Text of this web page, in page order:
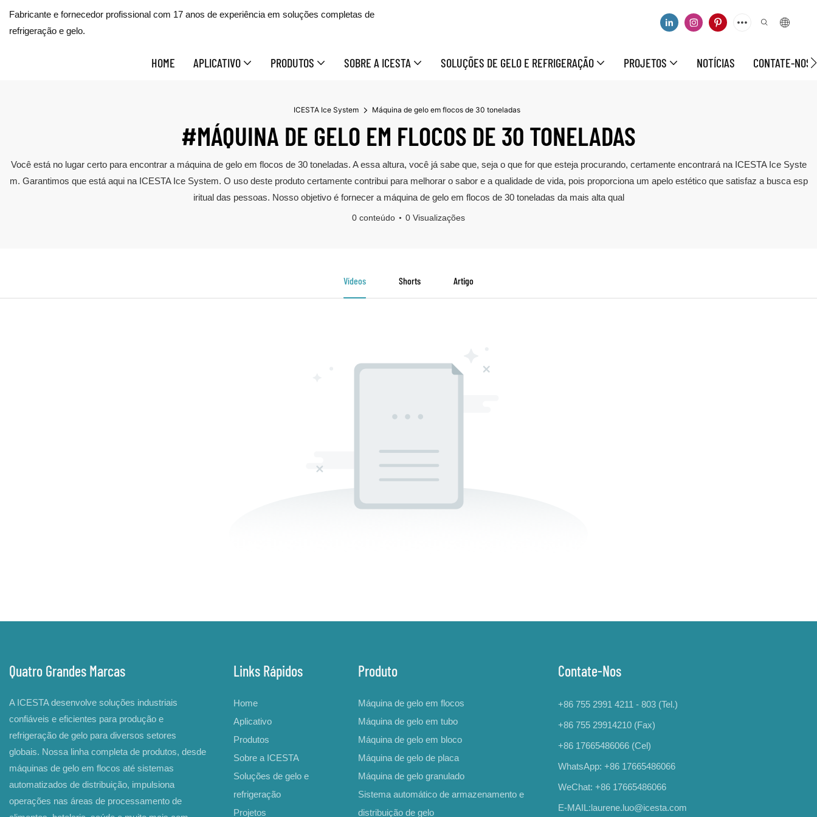
Fabricante e fornecedor profissional com 17 anos de experiência em soluções completas de
refrigeração e gelo.
HOME APLICATIVO PRODUTOS SOBRE A ICESTA SOLUÇÕES DE GELO E REFRIGERAÇÃO PROJETOS NOTÍCIAS CONTATE-NOS
ICESTA Ice System Máquina de gelo em flocos de 30 toneladas
#MÁQUINA DE GELO EM FLOCOS DE 30 TONELADAS
Você está no lugar certo para encontrar a máquina de gelo em flocos de 30 toneladas. A essa altura, você já sabe que, seja o que for que esteja procurando, certamente encontrará na ICESTA Ice Syste
m. Garantimos que está aqui na ICESTA Ice System. O uso deste produto certamente contribui para melhorar o sabor e a qualidade de vida, pois proporciona um apelo estético que satisfaz a busca esp
iritual das pessoas. Nosso objetivo é fornecer a máquina de gelo em flocos de 30 toneladas da mais alta qual
0 conteúdo 0 Visualizações
Vídeos Shorts Artigo
Quatro Grandes Marcas
A ICESTA desenvolve soluções industriais
confiáveis ​​e eficientes para produção e
refrigeração de gelo para diversos setores
globais. Nossa linha completa de produtos, desde
máquinas de gelo em flocos até sistemas
automatizados de distribuição, impulsiona
operações nas áreas de processamento de
Links Rápidos
Home
Aplicativo
Produtos
Sobre a ICESTA
Soluções de gelo e
refrigeração
Projetos
Produto
Máquina de gelo em flocos
Máquina de gelo em tubo
Máquina de gelo em bloco
Máquina de gelo de placa
Máquina de gelo granulado
Sistema automático de armazenamento e
distribuição de gelo
Contate-Nos
+86 755 2991 4211 - 803 (Tel.)
+86 755 29914210 (Fax)
+86 17665486066 (Cel)
WhatsApp: +86 17665486066
WeChat: +86 17665486066
E-MAIL:laurene.luo@icesta.com